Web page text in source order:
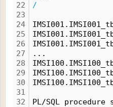
22
23
24
25
26
27
28
29
30
31
32
/
...
PL/SQL